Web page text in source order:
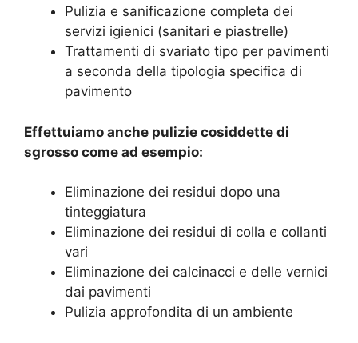
Pulizia e sanificazione completa dei
servizi igienici (sanitari e piastrelle)
Trattamenti di svariato tipo per pavimenti
a seconda della tipologia specifica di
pavimento
Effettuiamo anche pulizie cosiddette di
sgrosso come ad esempio:
Eliminazione dei residui dopo una
tinteggiatura
Eliminazione dei residui di colla e collanti
vari
Eliminazione dei calcinacci e delle vernici
dai pavimenti
Pulizia approfondita di un ambiente